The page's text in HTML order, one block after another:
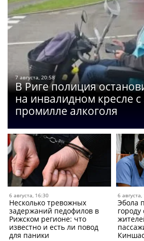
7 августа, 20:58
В Риге полиция
на инвалидном кресле с
промилле алкоголя
6 августа, 16:30
Несколько тревожных
задержаний педофилов в
Рижском регионе: что
известно и есть ли повод
для паники
6 августа,
Эбола